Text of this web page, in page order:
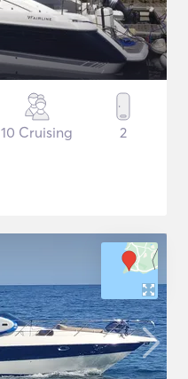
10 Cruising 2